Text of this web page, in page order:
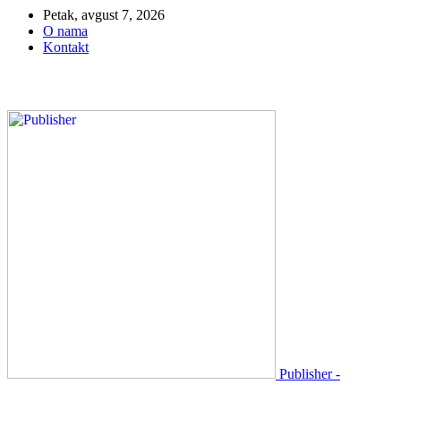
Petak, avgust 7, 2026
O nama
Kontakt
Publisher -